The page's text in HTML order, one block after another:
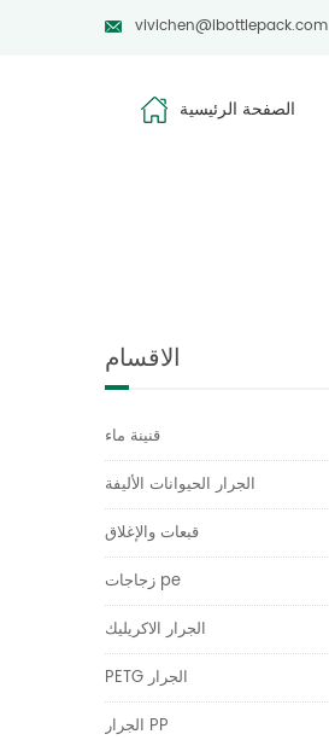
vivichen@ibottlepack.com
الصفحة الرئيسية
الاقسام
قنينة ماء
الجرار الحيوانات الأليفة
قبعات والإغلاق
زجاجات pe
الجرار الاكريليك
PETG الجرار
الجرار PP